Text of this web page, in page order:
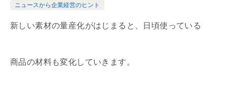
ニュースから企業経営のヒント
新しい素材の量産化がはじまると、日頃使っている
商品の材料も変化していきます。